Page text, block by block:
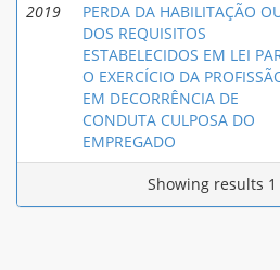
2019
PERDA DA HABILITAÇÃO
DOS REQUISITOS
ESTABELECIDOS EM LEI
O EXERCÍCIO DA
EM DECORRÊNCIA DE
CONDUTA CULPOSA DO
EMPREGADO
Showing results 1